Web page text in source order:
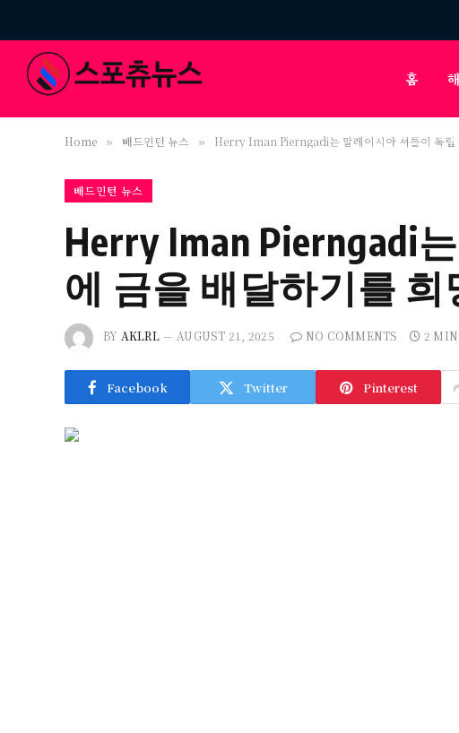
홈
Home » 배드민턴 뉴스 » Herry Iman Pierngadi는 말레이시아 셔틀이 독립
배드민턴 뉴스
Herry Iman Pierngadi
에 금을 배달하기를 희
BY AKLRL AUGUST 21, 2025 NO COMMENTS 2
Facebook Twitter Pinterest